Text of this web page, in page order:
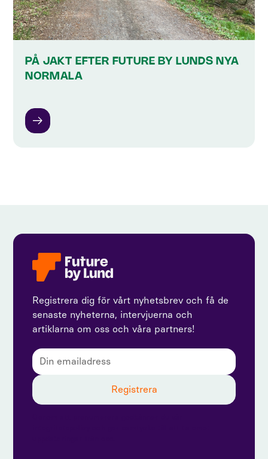
PÅ JAKT EFTER FUTURE BY LUNDS NYA
NORMALA
Registrera dig för vårt nyhetsbrev och få de
senaste nyheterna, intervjuerna och
artiklarna om oss och våra partners!